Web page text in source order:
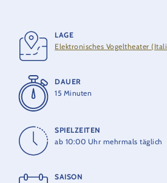
LAGE
Elektronisches Vogeltheater
DAUER
15 Minuten
SPIELZEITEN
ab 10:00 Uhr mehrmals täglich
SAISON